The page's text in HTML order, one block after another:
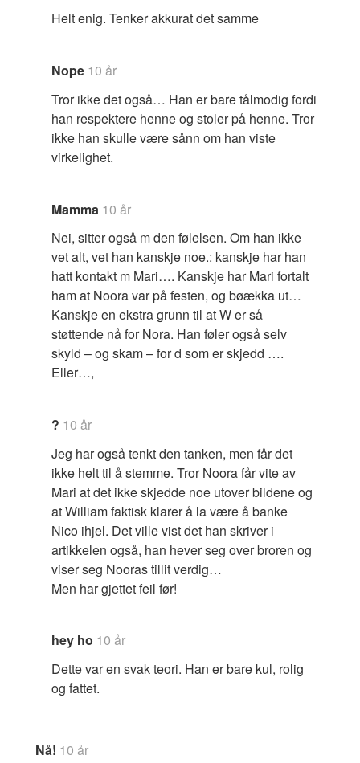
Helt enig. Tenker akkurat det samme
Nope 10 år
Tror ikke det også… Han er bare tålmodig fordi
han respektere henne og stoler på henne. Tror
ikke han skulle være sånn om han viste
virkelighet.
Mamma 10 år
Nei, sitter også m den følelsen. Om han ikke
vet alt, vet han kanskje noe.: kanskje har han
hatt kontakt m Mari…. Kanskje har Mari fortalt
ham at Noora var på festen, og bøækka ut…
Kanskje en ekstra grunn til at W er så
støttende nå for Nora. Han føler også selv
skyld – og skam – for d som er skjedd ….
Eller…,
? 10 år
Jeg har også tenkt den tanken, men får det
ikke helt til å stemme. Tror Noora får vite av
Mari at det ikke skjedde noe utover bildene og
at William faktisk klarer å la være å banke
Nico ihjel. Det ville vist det han skriver i
artikkelen også, han hever seg over broren og
viser seg Nooras tillit verdig…
Men har gjettet feil før!
hey ho 10 år
Dette var en svak teori. Han er bare kul, rolig
og fattet.
Nå! 10 år